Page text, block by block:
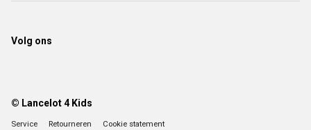
Volg ons
© Lancelot 4 Kids
Service Retourneren Cookie statement